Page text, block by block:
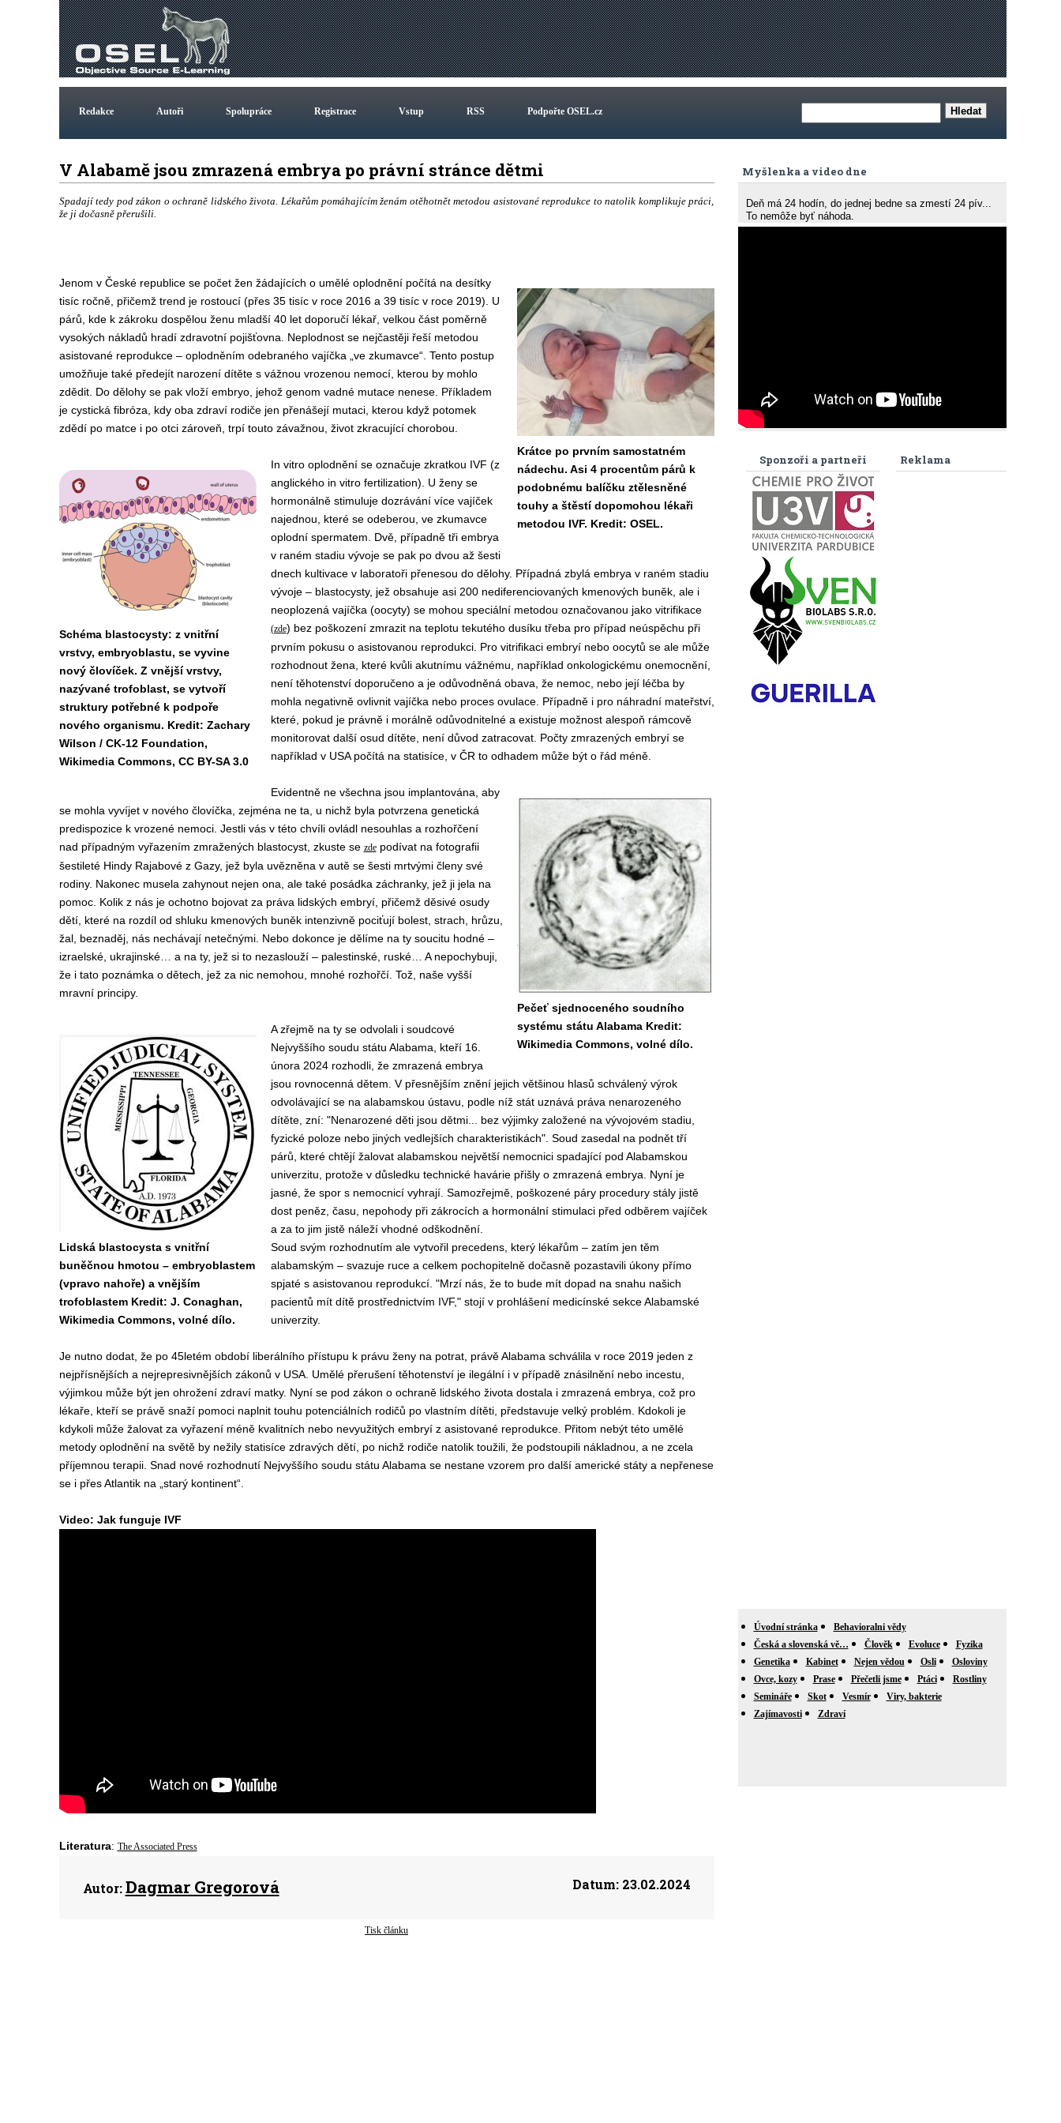
Redakce Autoři Spolupráce Registrace Vstup RSS Podpořte OSEL.cz
V Alabamě jsou zmrazená embrya po právní stránce dětmi
Spadají tedy pod zákon o ochraně lidského života. Lékařům pomáhajícím ženám otěhotnět metodou asistované reprodukce to natolik komplikuje práci,
že ji dočasně přerušili.
Krátce po prvním samostatném
nádechu. Asi 4 procentům párů k
podobnému balíčku ztělesněné
touhy a štěstí dopomohou lékaři
metodou IVF. Kredit: OSEL.
Jenom v České republice se počet žen žádajících o umělé oplodnění počítá na desítky
tisíc ročně, přičemž trend je rostoucí (přes 35 tisíc v roce 2016 a 39 tisíc v roce 2019). U
párů, kde k zákroku dospělou ženu mladší 40 let doporučí lékař, velkou část poměrně
vysokých nákladů hradí zdravotní pojišťovna. Neplodnost se nejčastěji řeší metodou
asistované reprodukce – oplodněním odebraného vajíčka „ve zkumavce“. Tento postup
umožňuje také předejít narození dítěte s vážnou vrozenou nemocí, kterou by mohlo
zdědit. Do dělohy se pak vloží embryo, jehož genom vadnémutace nenese. Příkladem
je cystická fibróza, kdy oba zdraví rodiče jen přenášejí mutaci, kterou když potomek
zdědí po matce i po otci zároveň, trpí touto závažnou, život zkracující chorobou.
Schéma blastocysty: z vnitřní
vrstvy, embryoblastu, se vyvine
nový človíček. Z vnější vrstvy,
nazývané trofoblast, se vytvoří
struktury potřebné k podpoře
nového organismu. Kredit: Zachary
Wilson / CK-12 Foundation,
Wikimedia Commons, CC BY-SA 3.0
In vitro oplodnění se označuje zkratkou IVF (z
anglického in vitro fertilization) . U ženy se
hormonálně stimuluje dozrávání více vajíček
najednou, které se odeberou, ve zkumavce
oplodní spermatem. Dvě, případně tři embrya
v raném stadiu vývoje se pak po dvou až šesti
dnech kultivace v laboratoři přenesou do dělohy. Případná zbylá embrya v raném stadiu
vývoje – blastocysty, jež obsahuje asi 200 nediferenciovaných kmenových buněk, ale i
neoplozená vajíčka (oocyty) se mohou speciální metodou označovanou jako vitrifikace
(zde) bez poškození zmrazit na teplotu tekutého dusíku třeba pro případ neúspěchu při
prvním pokusu o asistovanou reprodukci. Pro vitrifikaci embryí nebo oocytů se ale může
rozhodnout žena, které kvůli akutnímu vážnému, například onkologickému onemocnění,
není těhotenství doporučeno a je odůvodněná obava, že nemoc, nebo její léčba by
mohla negativně ovlivnit vajíčka nebo proces ovulace. Případně i pro náhradní mateřství,
které, pokud je právně i morálně odůvodnitelné a existuje možnost alespoň rámcově
monitorovat další osud dítěte, není důvod zatracovat. Počty zmrazených embryí se
například v USA počítá na statisíce, v ČR to odhadem může být o řád méně.
Pečeť sjednoceného soudního
systému státu Alabama Kredit:
Wikimedia Commons, volné dílo.
Evidentněne všechna jsou implantována, aby
se mohla vyvíjet v nového človíčka, zejména ne ta, u nichž byla potvrzena genetická
predispozice k vrozené nemoci. Jestli vás v této chvíli ovládl nesouhlas a rozhořčení
nad případným vyřazením zmražených blastocyst, zkuste se zdepodívat na fotografii
šestileté Hindy Rajabové z Gazy, jež byla uvězněna v autě se šesti mrtvými členy své
rodiny. Nakonec musela zahynout nejen ona, ale také posádka záchranky, jež ji jela na
pomoc. Kolik z nás je ochotno bojovat za práva lidských embryí, přičemž děsivé osudy
dětí, které na rozdíl od shluku kmenových buněk intenzivně pociťují bolest, strach, hrůzu,
žal, beznaděj, nás nechávají netečnými. Nebo dokonce je dělíme na ty soucitu hodné –
izraelské, ukrajinské… a na ty, jež si to nezaslouží – palestinské, ruské… A nepochybuji,
že i tato poznámka o dětech, jež za nic nemohou, mnohé rozhořčí. Tož, naše vyšší
mravní principy.
Lidská blastocysta s vnitřní
buněčnou hmotou – embryoblastem
(vpravo nahoře) a vnějším
trofoblastem Kredit: J. Conaghan,
Wikimedia Commons, volné dílo.
A zřejmě na ty se odvolali i soudcové
Nejvyššího soudu státu Alabama, kteří 16.
února 2024 rozhodli, že zmrazená embrya
jsou rovnocenná dětem. V přesnějším znění jejich většinou hlasů schválený výrok
odvolávající se na alabamskou ústavu, podle níž stát uznává práva nenarozeného
dítěte, zní: "Nenarozené děti jsou dětmi... bez výjimky založené na vývojovém stadiu,
fyzické poloze nebo jiných vedlejších charakteristikách". Soud zasedal na podnět tří
párů, které chtějí žalovat alabamskou největší nemocnici spadající pod Alabamskou
univerzitu, protože v důsledku technické havárie přišly o zmrazená embrya. Nyní je
jasné, že spor s nemocnicí vyhrají. Samozřejmě, poškozené páry procedury stály jistě
dost peněz, času, nepohody při zákrocích a hormonální stimulaci před odběrem vajíček
a za to jim jistě náleží vhodné odškodnění.
Soud svým rozhodnutím ale vytvořil precedens, který lékařům – zatím jen těm
alabamským – svazuje ruce a celkem pochopitelně dočasně pozastavili úkony přímo
spjaté s asistovanou reprodukcí. "Mrzí nás, že to bude mít dopad na snahu našich
pacientů mít dítě prostřednictvím IVF," stojí v prohlášení medicínské sekce Alabamské
univerzity.
Je nutno dodat, že po 45letém období liberálního přístupu k právu ženy na potrat, právě Alabama schválila v roce 2019 jeden z
nejpřísnějších a nejrepresivnějších zákonů v USA. Umělé přerušení těhotenství je ilegální i v případě znásilnění nebo incestu,
výjimkou může být jen ohrožení zdraví matky. Nyní se pod zákon o ochraně lidského života dostala i zmrazená embrya, což pro
lékaře, kteří se právě snaží pomoci naplnit touhu potenciálních rodičů po vlastním dítěti, představuje velký problém. Kdokoli je
kdykoli může žalovat za vyřazení méně kvalitních nebo nevyužitých embryí z asistované reprodukce. Přitom nebýt této umělé
metody oplodnění na světě by nežily statisíce zdravých dětí, po nichž rodiče natolik toužili, že podstoupili nákladnou, a ne zcela
příjemnou terapii. Snad nové rozhodnutí Nejvyššího soudu státu Alabama se nestane vzorem pro další americké státy a nepřenese
se i přes Atlantik na „starý kontinent“.
Video: Jak funguje IVF
Literatura: The Associated Press
Autor: Dagmar Gregorová Datum:23.02.2024
Tisk článku
Myšlenka a video dne
Deň má 24 hodín, do jednej bedne sa zmestí 24 pív...
To nemôže byť náhoda.
Reklama
Sponzoři a partneři
Úvodní stránka
Behavioralni vědy
Česká a slovenská vě…
Člověk Evoluce
Fyzika
Genetika
Kabinet Nejen vědou Osli
Osloviny
Ovce, kozy
Prase Přečetli jsme Ptáci
Rostliny
Semináře
Skot Vesmír
Viry, bakterie
Zajímavosti
Zdraví